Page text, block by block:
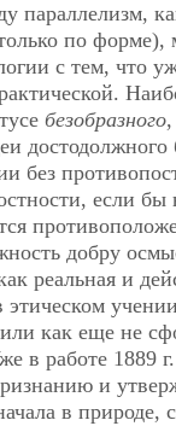
параллелизм,
по
с тем, что
безобразного
без
если
добру
реальная и
этическом
или как еще не
в работе 1889
и
в природе,